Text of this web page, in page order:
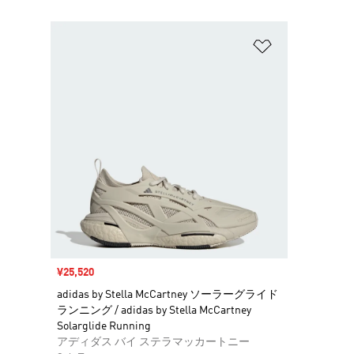
セール価格
¥25,520
adidas by Stella McCartney ソーラーグライド
ランニング / adidas by Stella McCartney
Solarglide Running
アディダス バイ ステラマッカートニー